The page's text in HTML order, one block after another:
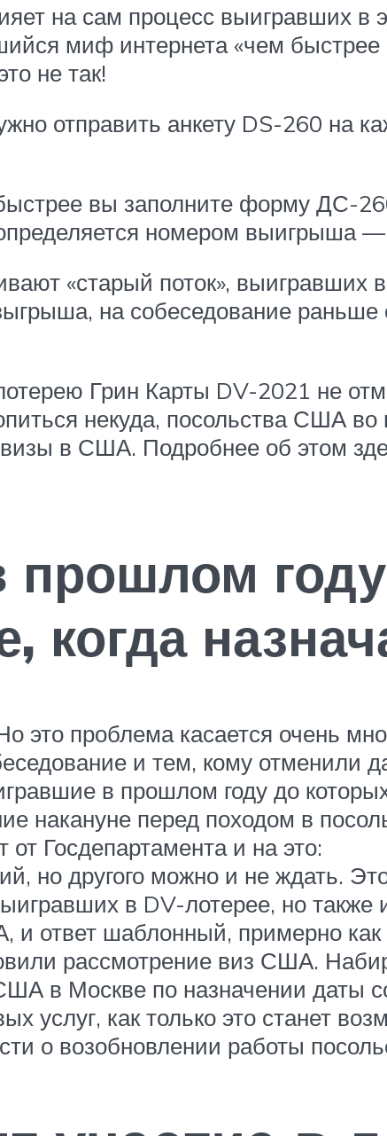
на сам процесс выигравших в
миф интернета «чем
не так!
отправить анкету DS-260 на
вы заполните форму ДС-
номером выигрыша
«старый поток», выигравших
на собеседование
Грин Карты DV-2021 не
некуда, посольства США
в США. Подробнее об этом
когда
это проблема касается очень
и тем, кому отменили
в прошлом году до
накануне перед походом в
Госдепартамента и на это:
но другого можно и не ждать.
в DV-лотерее, но
ответ шаблонный, примерно как
рассмотрение виз США.
в Москве по назначении даты
услуг, как только это станет
о возобновлении работы